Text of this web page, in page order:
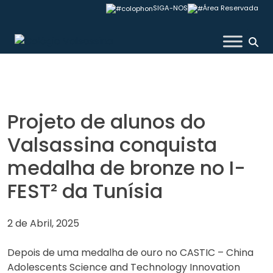
content
SIGA-NOS Área Reservada
Colégio Valsassina
Projeto de alunos do
Valsassina conquista
medalha de bronze no I-
FEST² da Tunísia
2 de Abril, 2025
Depois de uma medalha de ouro no CASTIC – China
Adolescents Science and Technology Innovation